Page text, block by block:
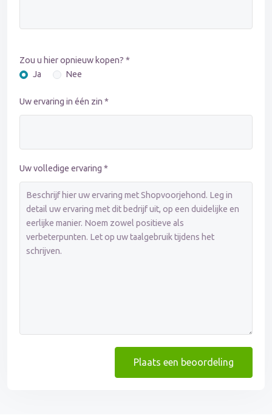
Zou u hier opnieuw kopen? *
Ja
Nee
Uw ervaring in één zin *
Uw volledige ervaring *
Plaats een beoordeling